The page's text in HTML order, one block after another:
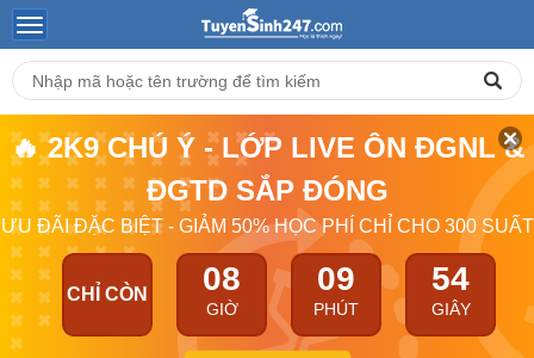
🔥 2K9 CHÚ Ý - LỚP LIVE ÔN ĐGNL &
ĐGTD SẮP ĐÓNG
ƯU ĐÃI ĐẶC BIỆT - GIẢM 50% HỌC PHÍ CHỈ CHO 300 SUẤT
CHỈ CÒN 08
GIỜ
09
PHÚT
53
GIÂY